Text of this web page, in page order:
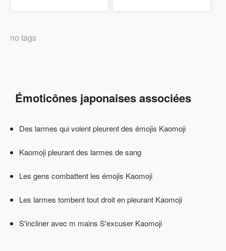
no tags
Émoticônes japonaises associées
Des larmes qui volent pleurent des émojis Kaomoji
Kaomoji pleurant des larmes de sang
Les gens combattent les émojis Kaomoji
Les larmes tombent tout droit en pleurant Kaomoji
S'incliner avec m mains S'excuser Kaomoji